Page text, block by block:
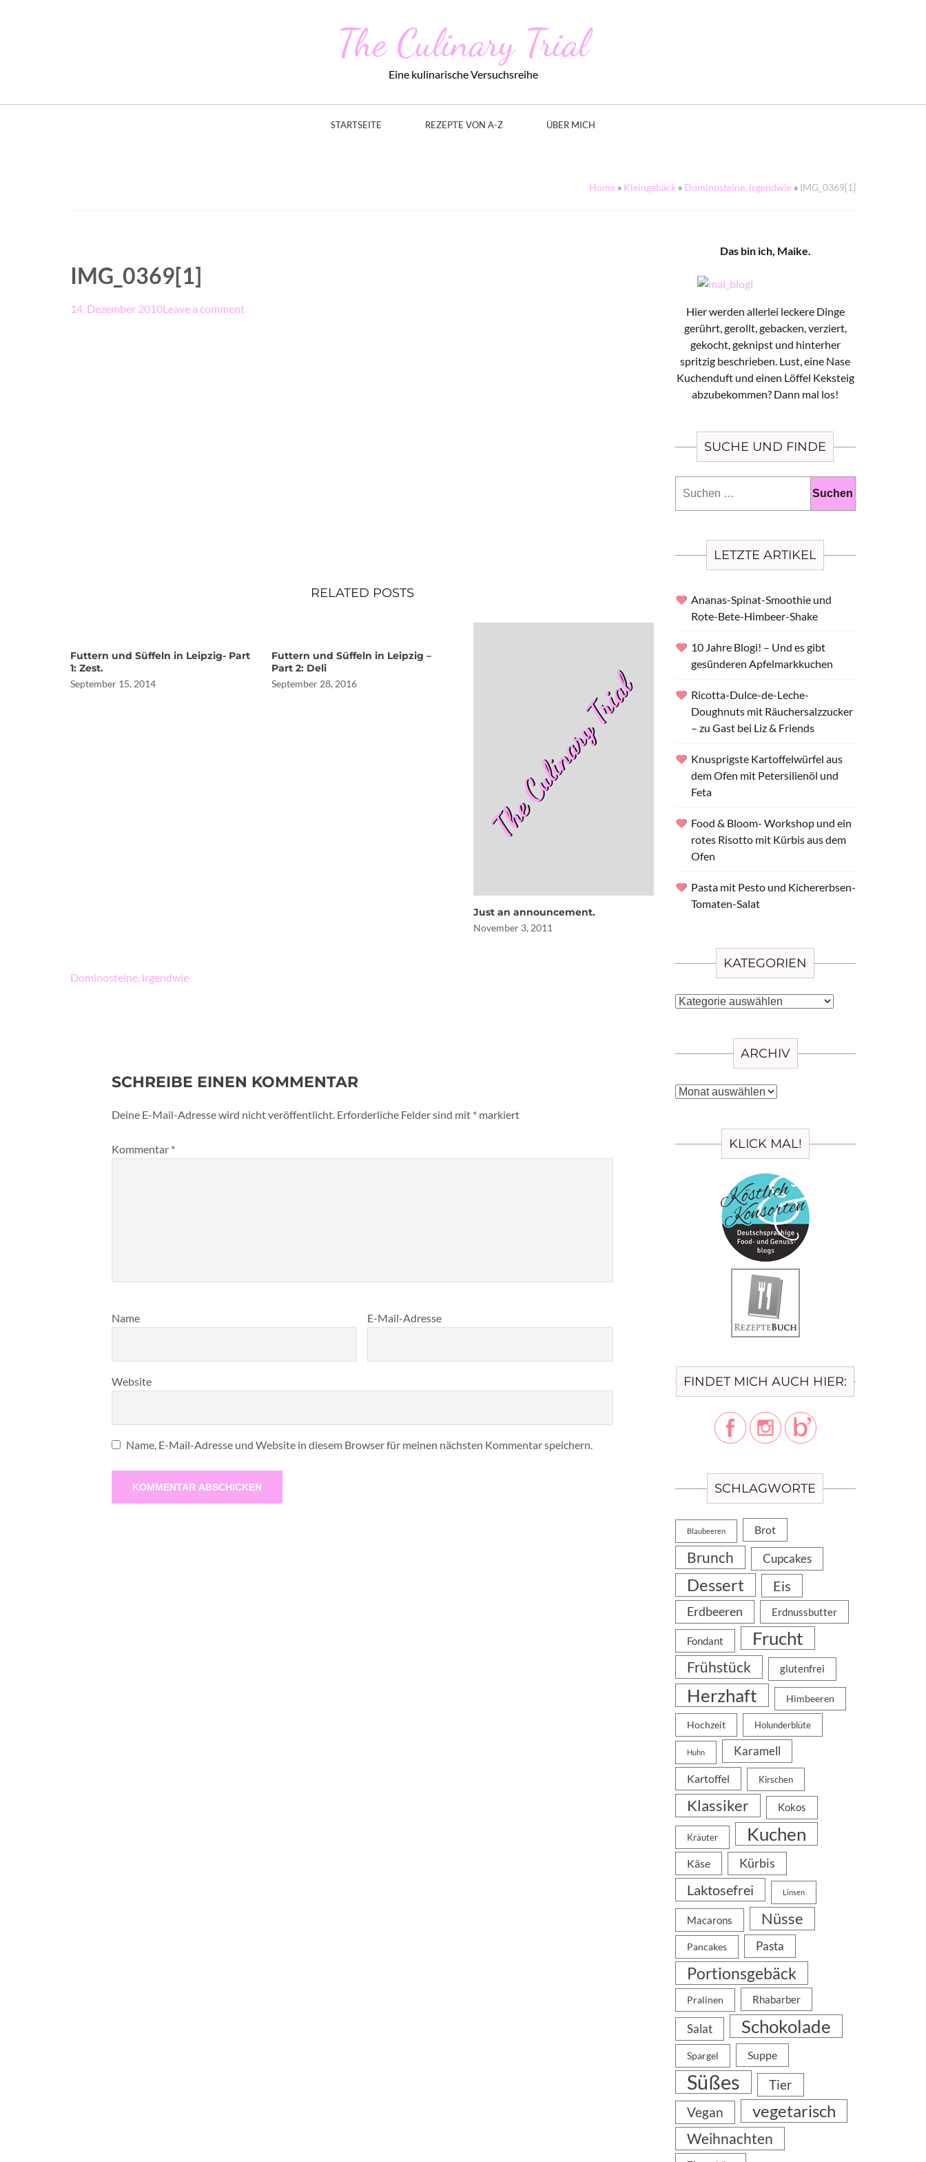
The Culinary Trial
Eine kulinarische Versuchsreihe
STARTSEITE REZEPTE VON A-Z ÜBER MICH
Home » Kleingebäck » Dominosteine, irgendwie » IMG_0369[1]
IMG_0369[1]
14. Dezember 2010Leave a comment
RELATED POSTS
Futtern und Süffeln in Leipzig- Part
1: Zest.
September 15, 2014
Futtern und Süffeln in Leipzig –
Part 2: Deli
September 28, 2016
Just an announcement.
November 3, 2011
Beitragsnavigation
Dominosteine, irgendwie
SCHREIBE EINEN KOMMENTAR
Deine E-Mail-Adresse wird nicht veröffentlicht. Erforderliche Felder sind mit * markiert
Kommentar *
Name E-Mail-Adresse
Website
Name, E-Mail-Adresse und Website in diesem Browser für meinen nächsten Kommentar speichern.
Das bin ich, Maike.
Hier werden allerlei leckere Dinge
gerührt, gerollt, gebacken, verziert,
gekocht, geknipst und hinterher
spritzig beschrieben. Lust, eine Nase
Kuchenduft und einen Löffel Keksteig
abzubekommen? Dann mal los!
SUCHE UND FINDE
nach:
LETZTE ARTIKEL
Ananas-Spinat-Smoothie und
Rote-Bete-Himbeer-Shake
10 Jahre Blogi! – Und es gibt
gesünderen Apfelmarkkuchen
Ricotta-Dulce-de-Leche-
Doughnuts mit Räuchersalzzucker
– zu Gast bei Liz & Friends
Knusprigste Kartoffelwürfel aus
dem Ofen mit Petersilienöl und
Feta
Food & Bloom- Workshop und ein
rotes Risotto mit Kürbis aus dem
Ofen
Pasta mit Pesto und Kichererbsen-
Tomaten-Salat
KATEGORIEN
Kategorien
ARCHIV
Archiv
KLICK MAL!
FINDET MICH AUCH HIER:
SCHLAGWORTE
Blaubeeren Brot
Brunch Cupcakes
Dessert Eis
Erdbeeren Erdnussbutter
Fondant Frucht
Frühstück glutenfrei
Herzhaft Himbeeren
Hochzeit Holunderblüte
Huhn Karamell
Kartoffel Kirschen
Klassiker Kokos
Kräuter Kuchen
Käse Kürbis
Laktosefrei Linsen
Macarons Nüsse
Pancakes Pasta
Portionsgebäck
Pralinen Rhabarber
Salat Schokolade
Spargel Suppe
Süßes
Tier
Vegan
vegetarisch
Weihnachten